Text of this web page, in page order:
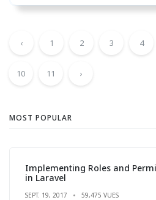
‹ 1 2 3 4
10 11 ›
MOST POPULAR
Implementing Roles and
in Laravel
SEPT. 19, 2017 59,475 VUES